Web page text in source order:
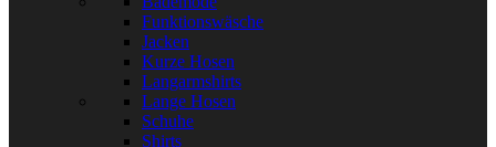
Funktionswäsche
Jacken
Kurze Hosen
Langarmshirts
Lange Hosen
Schuhe
Shirts